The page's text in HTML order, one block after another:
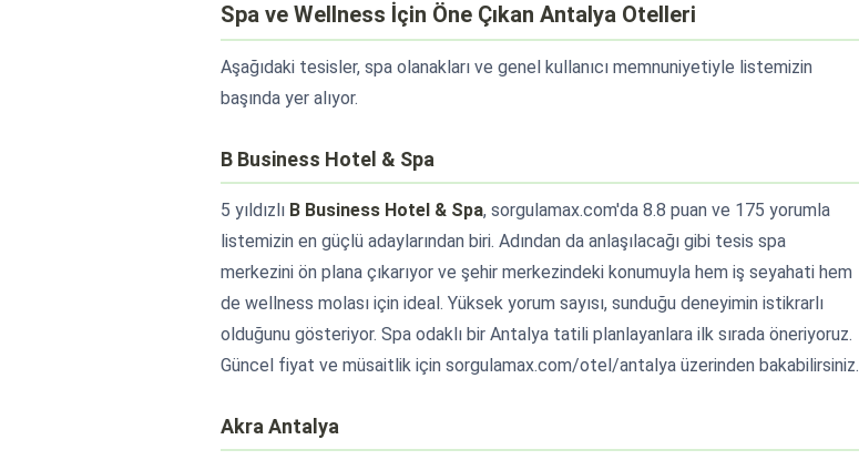
Spa ve Wellness İçin Öne Çıkan Antalya Otelleri
Aşağıdaki tesisler, spa olanakları ve genel kullanıcı memnuniyetiyle listemizin
başında yer alıyor.
B Business Hotel & Spa
5 yıldızlı B Business Hotel & Spa, sorgulamax.com'da 8.8 puan ve 175 yorumla
listemizin en güçlü adaylarından biri. Adından da anlaşılacağı gibi tesis spa
merkezini ön plana çıkarıyor ve şehir merkezindeki konumuyla hem iş seyahati hem
de wellness molası için ideal. Yüksek yorum sayısı, sunduğu deneyimin istikrarlı
olduğunu gösteriyor. Spa odaklı bir Antalya tatili planlayanlara ilk sırada öneriyoruz.
Güncel fiyat ve müsaitlik için sorgulamax.com/otel/antalya üzerinden bakabilirsiniz.
Akra Antalya